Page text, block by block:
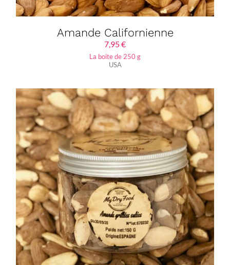
Amande Californienne
7,95€
La boite de 250 g
USA